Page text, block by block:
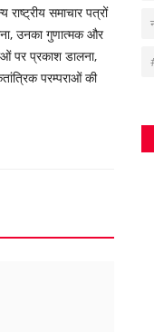
समाचार पत्रों
उनका गुणात्मक और
पर प्रकाश डालना,
परम्पराओं की